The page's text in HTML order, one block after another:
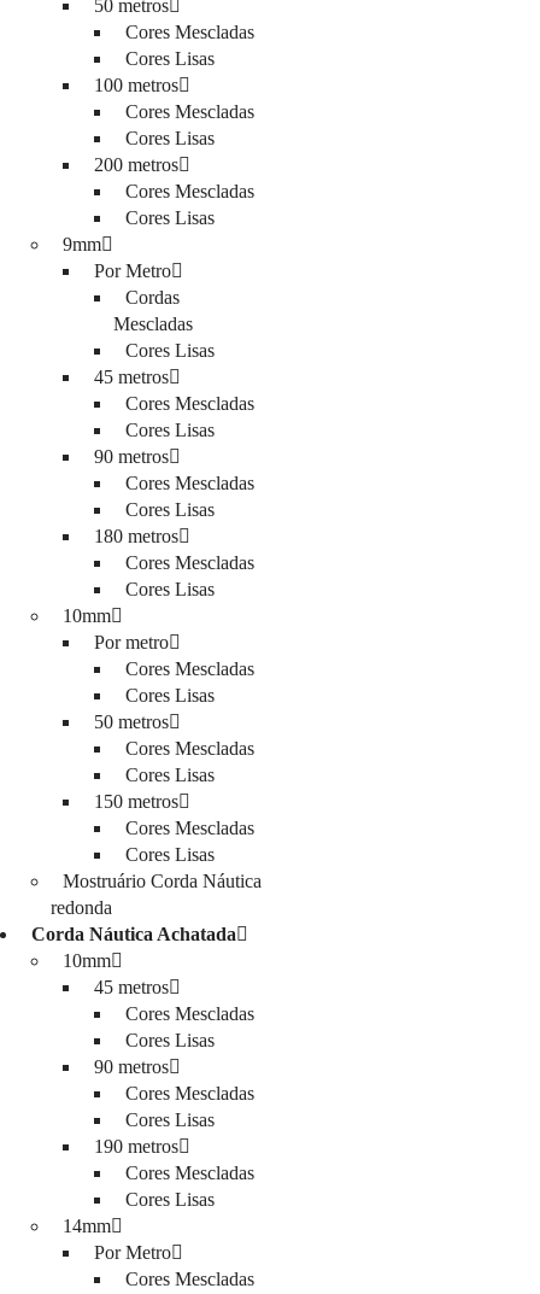
50 metros
Cores Mescladas
Cores Lisas
100 metros
Cores Mescladas
Cores Lisas
200 metros
Cores Mescladas
Cores Lisas
9mm
Por Metro
Cordas
Mescladas
Cores Lisas
45 metros
Cores Mescladas
Cores Lisas
90 metros
Cores Mescladas
Cores Lisas
180 metros
Cores Mescladas
Cores Lisas
10mm
Por metro
Cores Mescladas
Cores Lisas
50 metros
Cores Mescladas
Cores Lisas
150 metros
Cores Mescladas
Cores Lisas
Mostruário Corda Náutica
redonda
Corda Náutica Achatada
10mm
45 metros
Cores Mescladas
Cores Lisas
90 metros
Cores Mescladas
Cores Lisas
190 metros
Cores Mescladas
Cores Lisas
14mm
Por Metro
Cores Mescladas